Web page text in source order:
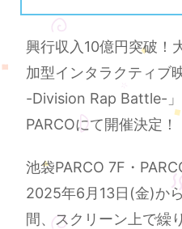
興行収入10億円突破！
加型インタラクティブ
-Division Rap Battle-
PARCOにて開催決定！
池袋PARCO 7F・
2025年6月13日(金)か
間、スクリーン上で繰